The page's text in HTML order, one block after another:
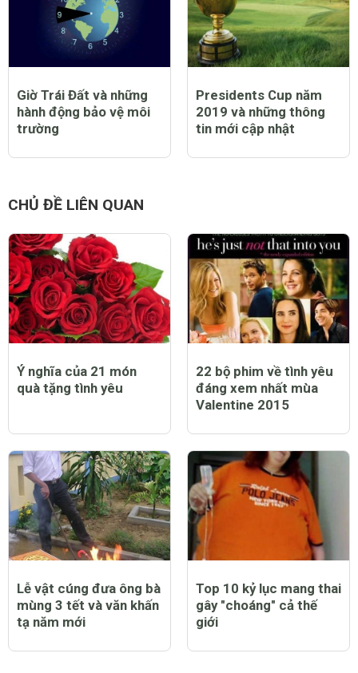
Giờ Trái Đất và những
hành động bảo vệ môi
trường
Presidents Cup năm
2019 và những thông
tin mới cập nhật
CHỦ ĐỀ LIÊN QUAN
Ý nghĩa của 21 món
quà tặng tình yêu
22 bộ phim về tình yêu
đáng xem nhất mùa
Valentine 2015
Lễ vật cúng đưa ông bà
mùng 3 tết và văn khấn
tạ năm mới
Top 10 kỷ lục mang thai
gây "choáng" cả thế
giới